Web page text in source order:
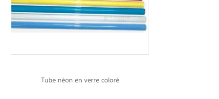
Tube néon en verre coloré